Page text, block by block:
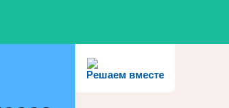
Решаем вместе